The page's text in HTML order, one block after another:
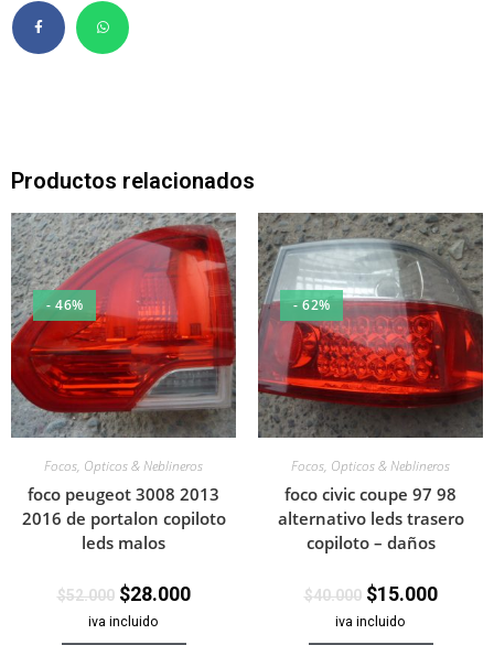
Productos relacionados
- 46%
Focos, Opticos & Neblineros
foco peugeot 3008 2013
2016 de portalon copiloto
leds malos
$52.000 $28.000
iva incluido
- 62%
Focos, Opticos & Neblineros
foco civic coupe 97 98
alternativo leds trasero
copiloto – daños
$40.000 $15.000
iva incluido